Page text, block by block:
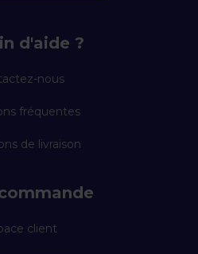
d'aide ?
nous
fréquentes
de livraison
client